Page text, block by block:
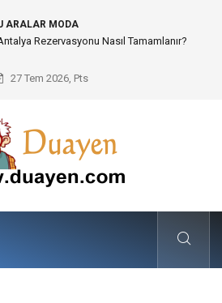
ARALAR MODA
Makine Parçalarının Modüler Transferi
27 Tem 2026, Pts